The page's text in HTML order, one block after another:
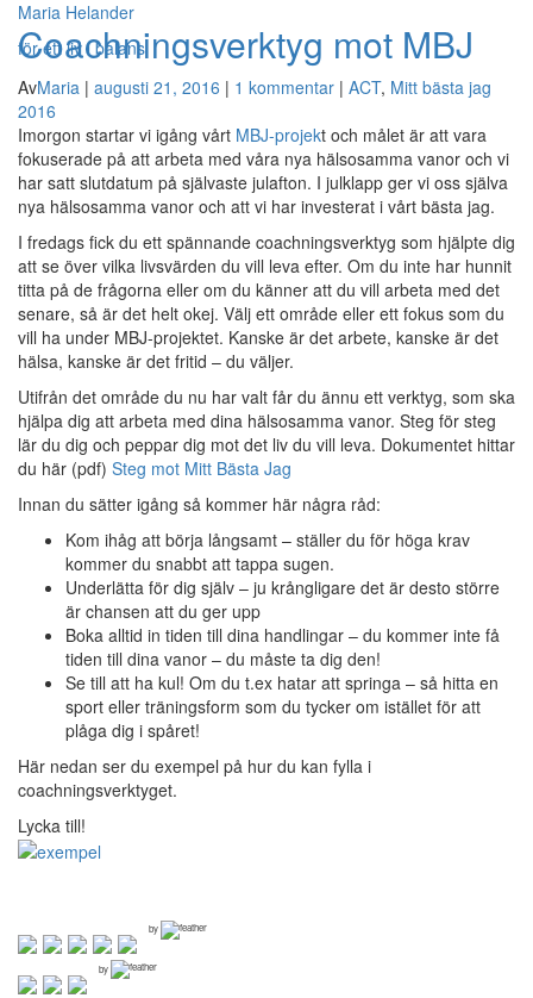
Maria Helander
för ett liv i balans
Visa/
Coachningsverktyg mot MBJ
AvMaria | augusti 21, 2016 | 1 kommentar | ACT, Mitt bästa jag
2016
Imorgon startar vi igång vårt MBJ-projekt och målet är att vara
fokuserade på att arbeta med våra nya hälsosamma vanor och vi
har satt slutdatum på självaste julafton. I julklapp ger vi oss själva
nya hälsosamma vanor och att vi har investerat i vårt bästa jag.
I fredags fick du ett spännande coachningsverktyg som hjälpte dig
att se över vilka livsvärden du vill leva efter. Om du inte har hunnit
titta på de frågorna eller om du känner att du vill arbeta med det
senare, så är det helt okej. Välj ett område eller ett fokus som du
vill ha under MBJ-projektet. Kanske är det arbete, kanske är det
hälsa, kanske är det fritid – du väljer.
Utifrån det område du nu har valt får du ännu ett verktyg, som ska
hjälpa dig att arbeta med dina hälsosamma vanor. Steg för steg
lär du dig och peppar dig mot det liv du vill leva. Dokumentet hittar
du här (pdf) Steg mot Mitt Bästa Jag
Innan du sätter igång så kommer här några råd:
Kom ihåg att börja långsamt – ställer du för höga krav
kommer du snabbt att tappa sugen.
Underlätta för dig själv – ju krångligare det är desto större
är chansen att du ger upp
Boka alltid in tiden till dina handlingar – du kommer inte få
tiden till dina vanor – du måste ta dig den!
Se till att ha kul! Om du t.ex hatar att springa – så hitta en
sport eller träningsform som du tycker om istället för att
plåga dig i spåret!
Här nedan ser du exempel på hur du kan fylla i
coachningsverktyget.
Lycka till!
by
by